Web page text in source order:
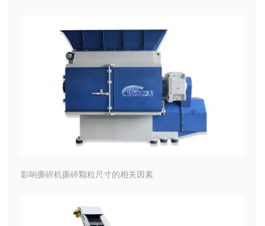
影响撕碎机撕碎颗粒尺寸的相关因素